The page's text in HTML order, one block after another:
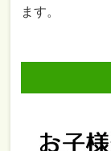
ます。